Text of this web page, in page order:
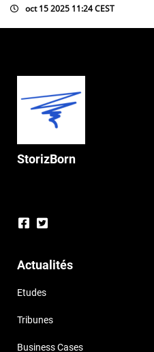
oct 15 2025 11:24 CEST
StorizBorn
Actualités
Etudes
Tribunes
Business Cases